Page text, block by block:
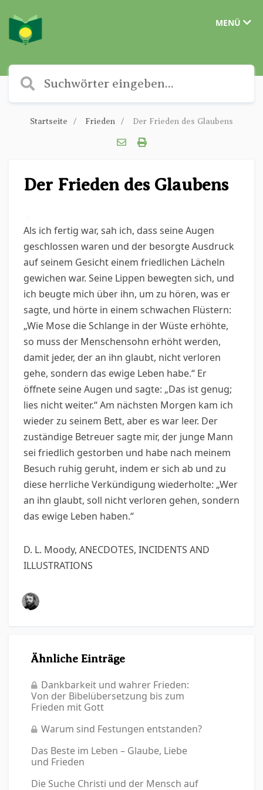
MENÜ
Startseite Frieden Der Frieden des Glaubens
Der Frieden des Glaubens
Als ich fertig war, sah ich, dass seine Augen
geschlossen waren und der besorgte Ausdruck
auf seinem Gesicht einem friedlichen Lächeln
gewichen war. Seine Lippen bewegten sich, und
ich beugte mich über ihn, um zu hören, was er
sagte, und hörte in einem schwachen Flüstern:
„Wie Mose die Schlange in der Wüste erhöhte,
so muss der Menschensohn erhöht werden,
damit jeder, der an ihn glaubt, nicht verloren
gehe, sondern das ewige Leben habe.“ Er
öffnete seine Augen und sagte: „Das ist genug;
lies nicht weiter.“ Am nächsten Morgen kam ich
wieder zu seinem Bett, aber es war leer. Der
zuständige Betreuer sagte mir, der junge Mann
sei friedlich gestorben und habe nach meinem
Besuch ruhig geruht, indem er sich ab und zu
diese herrliche Verkündigung wiederholte: „Wer
an ihn glaubt, soll nicht verloren gehen, sondern
das ewige Leben haben.“
D. L. Moody, ANECDOTES, INCIDENTS AND
ILLUSTRATIONS
Ähnliche Einträge
Dankbarkeit und wahrer Frieden:
Von der Bibelübersetzung bis zum
Frieden mit Gott
Warum sind Festungen entstanden?
Das Beste im Leben – Glaube, Liebe
und Frieden
Die Suche Christi und der Mensch auf